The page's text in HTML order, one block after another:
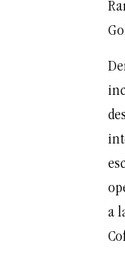
a